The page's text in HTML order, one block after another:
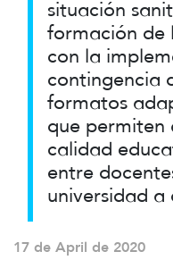
situación
formación de
con la
contingencia
formatos
que permiten
calidad
entre
universidad a
17 de April de 2020